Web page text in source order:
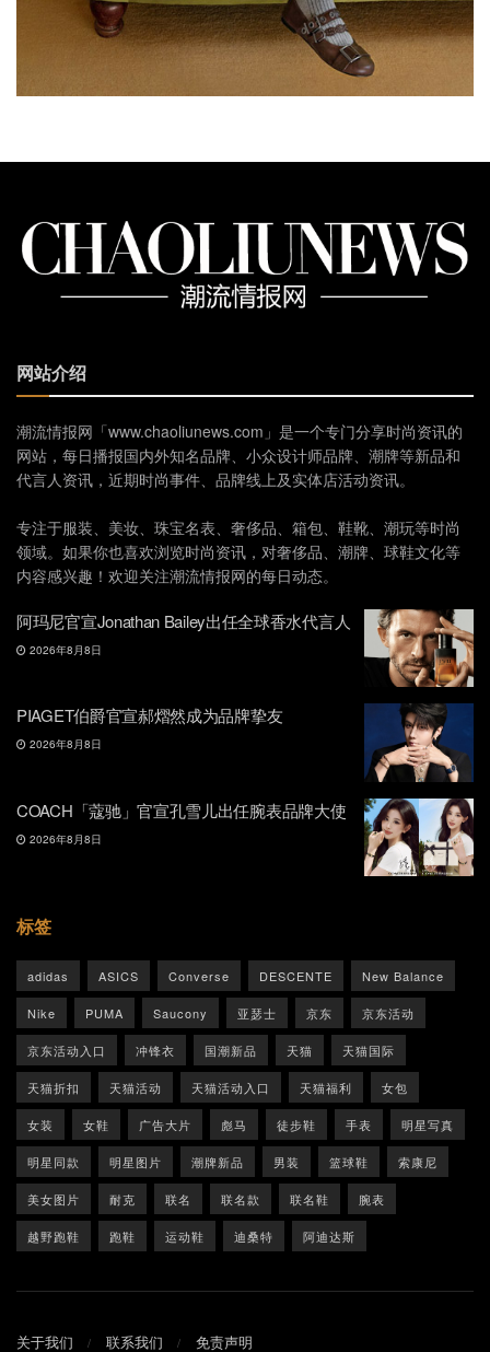
网站介绍
潮流情报网「www.chaoliunews.com」是一个专门分享时尚资讯的
网站，每日播报国内外知名品牌、小众设计师品牌、潮牌等新品和
代言人资讯，近期时尚事件、品牌线上及实体店活动资讯。
专注于服装、美妆、珠宝名表、奢侈品、箱包、鞋靴、潮玩等时尚
领域。如果你也喜欢浏览时尚资讯，对奢侈品、潮牌、球鞋文化等
内容感兴趣！欢迎关注潮流情报网的每日动态。
阿玛尼官宣Jonathan Bailey出任全球香水代言人
2026年8月8日
PIAGET伯爵官宣郝熠然成为品牌挚友
2026年8月8日
COACH「蔻驰」官宣孔雪儿出任腕表品牌大使
2026年8月8日
标签
adidas ASICS Converse DESCENTE New Balance
Nike PUMA Saucony 亚瑟士 京东 京东活动
京东活动入口 冲锋衣 国潮新品 天猫 天猫国际
天猫折扣 天猫活动 天猫活动入口 天猫福利 女包
女装 女鞋 广告大片 彪马 徒步鞋 手表 明星写真
明星同款 明星图片 潮牌新品 男装 篮球鞋 索康尼
美女图片 耐克 联名 联名款 联名鞋 腕表
越野跑鞋 跑鞋 运动鞋 迪桑特 阿迪达斯
关于我们 联系我们 免责声明